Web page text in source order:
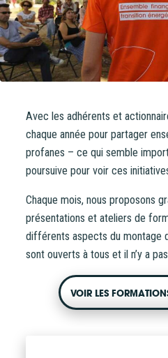
Avec les adhérents et
chaque année pour partager
profanes – ce qui semble
poursuive pour voir ces
Chaque mois, nous proposons
présentations et ateliers de
différents aspects du montage
sont ouverts à tous et il n’y a
VOIR LES